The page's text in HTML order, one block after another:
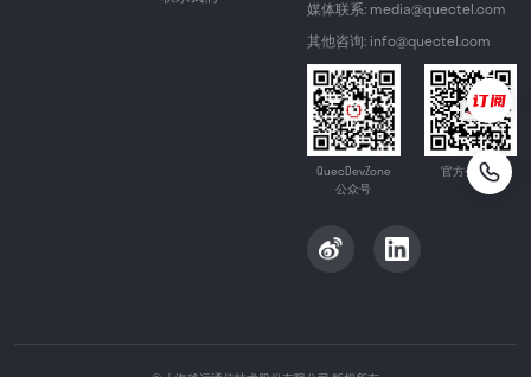
媒体联系: media@quectel.com
其他咨询: info@quectel.com
QuecDevZone
公众号
官方公众号